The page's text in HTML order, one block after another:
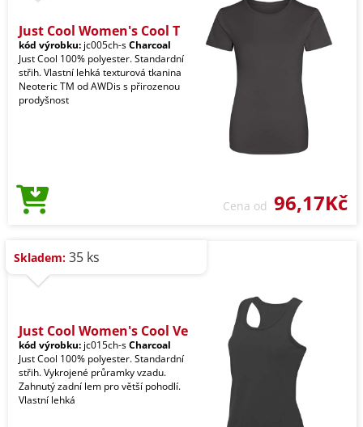
Just Cool Women's Cool T
kód výrobku: jc005ch-sCharcoal
Just Cool 100% polyester. Standardní
střih. Vlastní lehká texturová tkanina
Neoteric TM od AWDis s přirozenou
prodyšnost
Cena od 96,17Kč
Skladem: 35 ks
Just Cool Women's Cool Ve
kód výrobku: jc015ch-sCharcoal
Just Cool 100% polyester. Standardní
střih. Vykrojené průramky vzadu.
Zahnutý zadní lem pro větší pohodlí.
Vlastní lehká